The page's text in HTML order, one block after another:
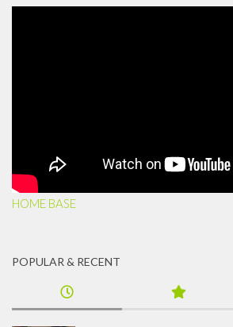
HOME BASE
POPULAR & RECENT